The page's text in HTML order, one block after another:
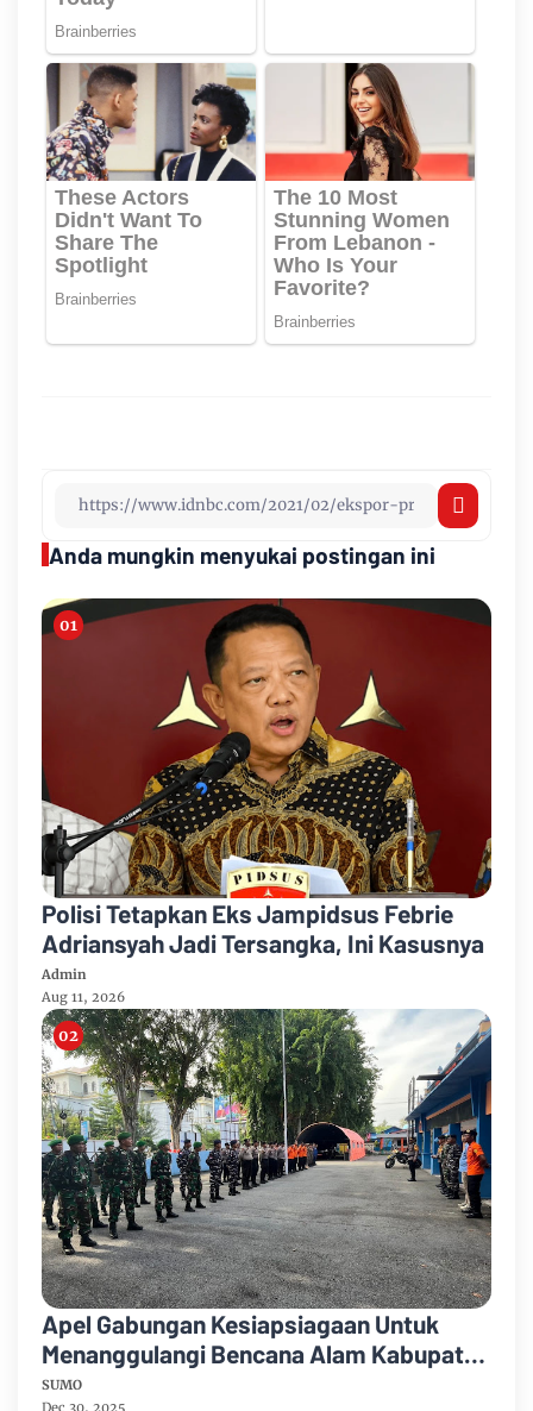
Anda mungkin menyukai postingan ini
Polisi Tetapkan Eks Jampidsus Febrie
Adriansyah Jadi Tersangka, Ini Kasusnya
Admin
Aug 11, 2026
Apel Gabungan Kesiapsiagaan Untuk
Menanggulangi Bencana Alam Kabupaten
Bengkalis
SUMO
Dec 30, 2025